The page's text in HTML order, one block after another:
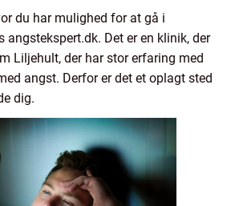
du har mulighed for at gå i
angstekspert.dk. Det er en klinik, der
Liljehult, der har stor erfaring med
angst. Derfor er det et oplagt sted
dig.